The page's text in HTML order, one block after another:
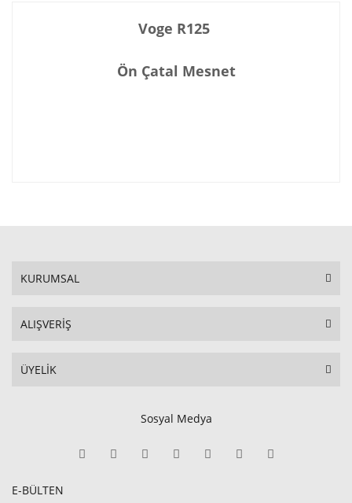
Voge R125
Ön Çatal Mesnet
KURUMSAL
ALIŞVERİŞ
ÜYELİK
Sosyal Medya
E-BÜLTEN